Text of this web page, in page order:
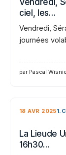
ciel, les…
Vendredi,
journées
par Pascal
18 AVR 2025
La Lieude
16h30…